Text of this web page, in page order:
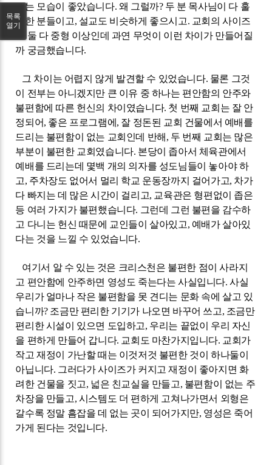
하는 모습이 좋았습니다. 왜 그럴까? 두 분 목사님이 다 훌
륭한 분들이고, 설교도 비슷하게 좋으시고. 교회의 사이즈
도 둘 다 중형 이상인데 과연 무엇이 이런 차이가 만들어질
까 궁금했습니다.
그 차이는 어렵지 않게 발견할 수 있었습니다. 물론 그것
이 전부는 아니겠지만 큰 이유 중 하나는 편안함의 안주와
불편함에 따른 헌신의 차이였습니다. 첫 번째 교회는 잘 안
정되어, 좋은 프로그램에 , 잘 정돈된 교회 건물에서 예배를
드리는 불편함이 없는 교회인데 반해 , 두 번째 교회는 많은
부분이 불편한 교회였습니다. 본당이 좁아서 체육관에서
예배를 드리는데 몇백 개의 의자를 성도님들이 놓아야 하
고, 주차장도 없어서 멀리 학교 운동장까지 걸어가고, 차가
다 빠지는 데 많은 시간이 걸리고, 교육관은 형편없이 좁은
등 여러 가지가 불편했습니다. 그런데 그런 불편을 감수하
고 다니는 헌신 때문에 교인들이 살아있고, 예배가 살아있
다는 것을 느낄 수 있었습니다.
여기서 알 수 있는 것은 크리스천은 불편한 점이 사라지
고 편안함에 안주하면 영성도 죽는다는 사실입니다.사실
우리가 얼마나 작은 불편함을 못 견디는 문화 속에 살고 있
습니까? 조금만 편리한 기기가 나오면 바꾸어 쓰고, 조금만
편리한 시설이 있으면 도입하고, 우리는 끝없이 우리 자신
을 편하게 만들어 갑니다. 교회도 마찬가지입니다. 교회가
작고 재정이 가난할 때는 이것저것 불편한 것이 하나둘이
아닙니다. 그러다가 사이즈가 커지고 재정이 좋아지면 화
려한 건물을 짓고, 넓은 친교실을 만들고, 불편함이 없는 주
차장을 만들고, 시스템도 더 편하게 고쳐나가면서 외형은
갈수록 정말 흠잡을 데 없는 곳이 되어가지만, 영성은 죽어
가게 된다는 것입니다.
목록
열기